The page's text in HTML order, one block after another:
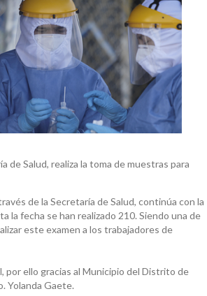
Salud, realiza la toma de muestras para
de la Secretaría de Salud, continúa con la
la fecha se han realizado 210. Siendo una de
este examen a los trabajadores de
ello gracias al Municipio del Distrito de
Yolanda Gaete.